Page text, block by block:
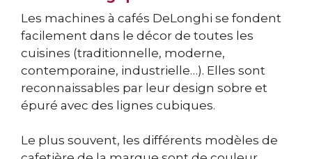
Les machines à cafés DeLonghi se fondent
facilement dans le décor de toutes les
cuisines (traditionnelle, moderne,
contemporaine, industrielle…). Elles sont
reconnaissables par leur design sobre et
épuré avec des lignes cubiques.
Le plus souvent, les différents modèles de